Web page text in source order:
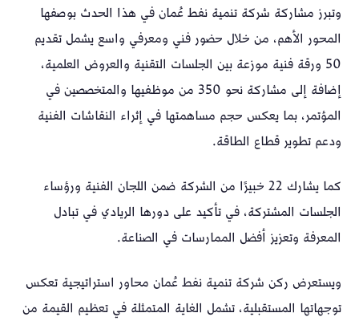
وتبرز مشاركة شركة تنمية نفط عُمان في هذا الحدث بوصفها
المحور الأهم، من خلال حضور فني ومعرفي واسع يشمل تقديم
50 ورقة فنية موزعة بين الجلسات التقنية والعروض العلمية،
إضافة إلى مشاركة نحو 350 من موظفيها والمتخصصين في
المؤتمر، بما يعكس حجم مساهمتها في إثراء النقاشات الفنية
ودعم تطوير قطاع الطاقة.
كما يشارك 22 خبيرًا من الشركة ضمن اللجان الفنية ورؤساء
الجلسات المشتركة، في تأكيد على دورها الريادي في تبادل
المعرفة وتعزيز أفضل الممارسات في الصناعة.
ويستعرض ركن شركة تنمية نفط عُمان محاور استراتيجية تعكس
توجهاتها المستقبلية، تشمل الغاية المتمثلة في تعظيم القيمة من